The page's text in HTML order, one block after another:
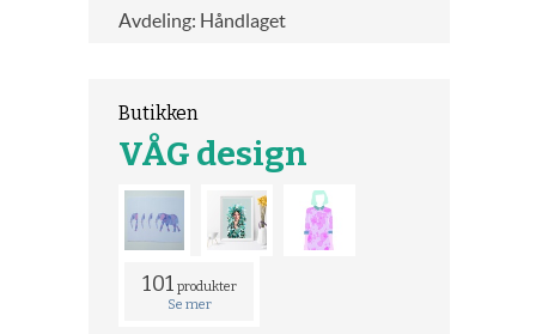
Avdeling: Håndlaget
Butikken
VÅG design
101 produkter
Se mer